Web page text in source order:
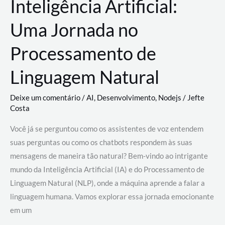
Inteligência Artificial:
Uma Jornada no
Processamento de
Linguagem Natural
Deixe um comentário/AI, Desenvolvimento, Nodejs / Jefte
Costa
Você já se perguntou como os assistentes de voz entendem
suas perguntas ou como os chatbots respondem às suas
mensagens de maneira tão natural? Bem-vindo ao intrigante
mundo da Inteligência Artificial (IA) e do Processamento de
Linguagem Natural (NLP), onde a máquina aprende a falar a
linguagem humana. Vamos explorar essa jornada emocionante
em um